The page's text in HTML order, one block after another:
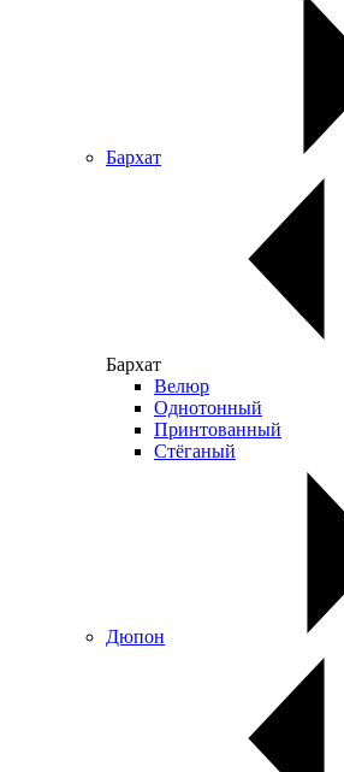
Бархат
Бархат
Велюр
Однотонный
Принтованный
Стёганый
Дюпон